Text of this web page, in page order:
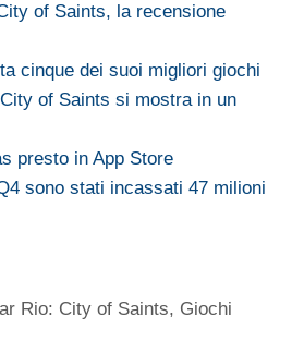
of Saints, la recensione
cinque dei suoi migliori giochi
of Saints si mostra in un
presto in App Store
sono stati incassati 47 milioni
Rio: City of Saints, Giochi